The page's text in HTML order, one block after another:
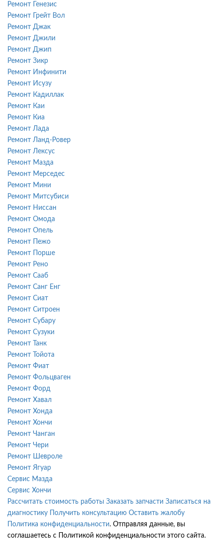
Ремонт Генезис
Ремонт Грейт Вол
Ремонт Джак
Ремонт Джили
Ремонт Джип
Ремонт Зикр
Ремонт Инфинити
Ремонт Исузу
Ремонт Кадиллак
Ремонт Каи
Ремонт Киа
Ремонт Лада
Ремонт Ланд-Ровер
Ремонт Лексус
Ремонт Мазда
Ремонт Мерседес
Ремонт Мини
Ремонт Митсубиси
Ремонт Ниссан
Ремонт Омода
Ремонт Опель
Ремонт Пежо
Ремонт Порше
Ремонт Рено
Ремонт Сааб
Ремонт Санг Енг
Ремонт Сиат
Ремонт Ситроен
Ремонт Субару
Ремонт Сузуки
Ремонт Танк
Ремонт Тойота
Ремонт Фиат
Ремонт Фольцваген
Ремонт Форд
Ремонт Хавал
Ремонт Хонда
Ремонт Хончи
Ремонт Чанган
Ремонт Чери
Ремонт Шевроле
Ремонт Ягуар
Сервис Мазда
Сервис Хончи
Рассчитать стоимость работы Заказать запчасти Записаться на
диагностику
Получить консультацию Оставить жалобу
Политика конфиденциальности. Отправляя данные, вы
соглашаетесь с Политикой конфиденциальности этого сайта.